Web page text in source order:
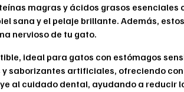
magras y ácidos grasos esenciales
sana y el pelaje brillante. Además,
nervioso de tu gato.
ideal para gatos con estómagos
saborizantes artificiales, ofreciendo
al cuidado dental, ayudando a reducir